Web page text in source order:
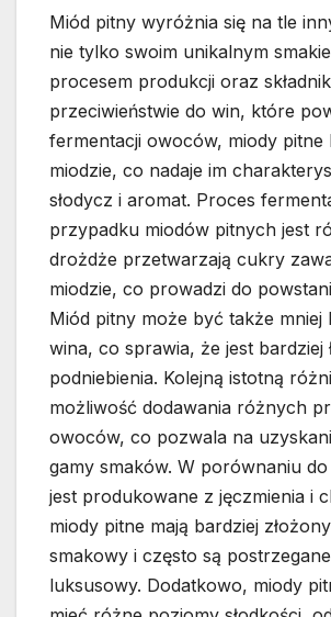
Miód pitny wyróżnia się na tle
nie tylko swoim unikalnym
procesem produkcji oraz
przeciwieństwie do win, które
fermentacji owoców, miody pitne
miodzie, co nadaje im
słodycz i aromat. Proces
przypadku miodów pitnych jest
drożdże przetwarzają cukry
miodzie, co prowadzi do
Miód pitny może być także mniej
wina, co sprawia, że jest bardziej
podniebienia. Kolejną istotną
możliwość dodawania różnych
owoców, co pozwala na
gamy smaków. W porównaniu
jest produkowane z jęczmienia i
miody pitne mają bardziej
smakowy i często są
luksusowy. Dodatkowo, miody